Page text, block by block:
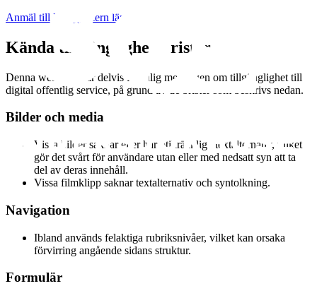
Anmäl till Digg
(Extern länk)
Kända tillgänglighetsbrister
Denna webbplats är delvis förenlig med lagen om tillgänglighet till
digital offentlig service, på grund av de brister som beskrivs nedan.
Bilder och media
Vissa bilder saknar eller har otillräckliga textalternativ, vilket
gör det svårt för användare utan eller med nedsatt syn att ta
del av deras innehåll.
Vissa filmklipp saknar textalternativ och syntolkning.
Navigation
Ibland används felaktiga rubriksnivåer, vilket kan orsaka
förvirring angående sidans struktur.
Formulär